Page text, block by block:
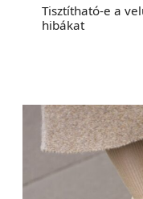
Tisztítható-e a
hibákat